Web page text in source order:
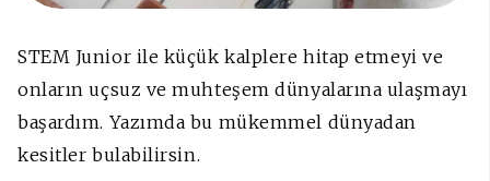
STEM Junior ile küçük kalplere hitap etmeyi ve
onların uçsuz ve muhteşem dünyalarına ulaşmayı
başardım. Yazımda bu mükemmel dünyadan
kesitler bulabilirsin.